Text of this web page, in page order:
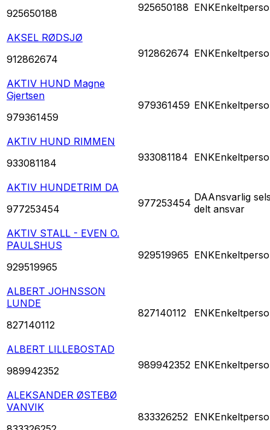
925650188
925650188 ENK
AKSEL RØDSJØ
912862674
912862674 ENK
AKTIV HUND Magne
Gjertsen
979361459
979361459 ENK
AKTIV HUND RIMMEN
933081184
933081184 ENK
AKTIV HUNDETRIM DA
977253454
977253454 DAAnsvarlig
delt ansvar
AKTIV STALL - EVEN O.
PAULSHUS
929519965
929519965 ENK
ALBERT JOHNSSON
LUNDE
827140112
827140112 ENK
ALBERT LILLEBOSTAD
989942352
989942352 ENK
ALEKSANDER ØSTEBØ
VANVIK
833326252 ENK